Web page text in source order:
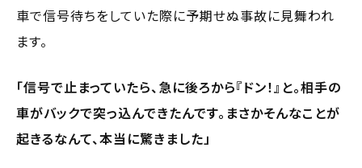
車で信号待ちをしていた際に予期せぬ事故に見舞われ
ます。
「信号で止まっていたら、急に後ろから『ドン！』と。相手の
車がバックで突っ込んできたんです。まさかそんなことが
起きるなんて、本当に驚きました」